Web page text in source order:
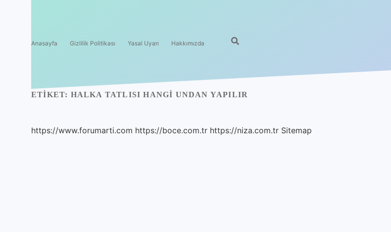
Anasayfa Gizlilik Politikası Yasal Uyarı Hakkımızda
ETIKET: HALKA TATLISI HANGI UNDAN YAPILIR
https://www.forumarti.com https://boce.com.tr https://niza.com.tr Sitemap